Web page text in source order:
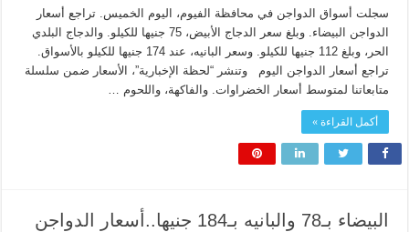
سجلت أسواق الدواجن في محافظة الفيوم، اليوم الخميس. تراجع أسعار
الدواجن البيضاء. وبلغ سعر الدجاج الأبيض، 75 جنيها للكيلو. والدجاج البلدي
الحر، وبلغ 112 جنيها للكيلو. وسعر البانيه، عند 174 جنيها للكيلو بالأسواق.
تراجع أسعار الدواجن اليوم وتنشر “لحظة الإخبارية”، الأسعار ضمن سلسلة
متابعاتنا لمتوسط أسعار الخضراوات. والفاكهة، واللحوم …
أكمل القراءة »
البيضاء بـ78 والبانيه بـ184 جنيها..أسعار الدواجن